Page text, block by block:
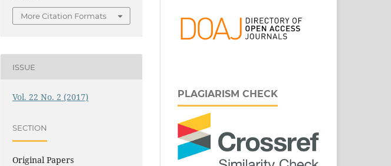
More Citation Formats
ISSUE
Vol. 22 No. 2 (2017)
SECTION
Original Papers
PLAGIARISM CHECK